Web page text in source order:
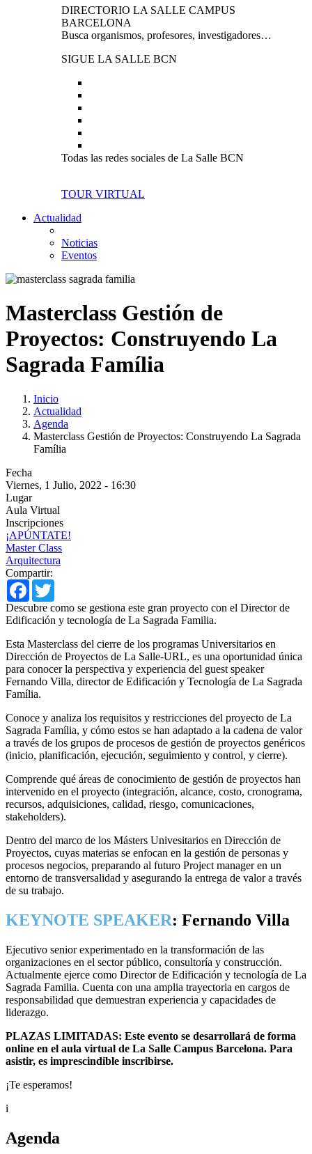
DIRECTORIO LA SALLE CAMPUS
BARCELONA
Busca organismos, profesores, investigadores…
SIGUE LA SALLE BCN
Todas las redes sociales de La Salle BCN
TOUR VIRTUAL
Actualidad
Noticias
Eventos
Masterclass Gestión de
Proyectos: Construyendo La
Sagrada Família
Inicio
Actualidad
Agenda
Masterclass Gestión de Proyectos: Construyendo La Sagrada
Família
Fecha
Viernes, 1 Julio, 2022 - 16:30
Lugar
Aula Virtual
Inscripciones
¡APÚNTATE!
Master Class
Arquitectura
Compartir:
Facebook
Descubre como se gestiona este gran proyecto con el Director de
Edificación y tecnología de La Sagrada Familia.
Esta Masterclass del cierre de los programas Universitarios en
Dirección de Proyectos de La Salle-URL, es una oportunidad única
para conocer la perspectiva y experiencia del guest speaker
Fernando Villa, director de Edificación y Tecnología de La Sagrada
Família.
Conoce y analiza los requisitos y restricciones del proyecto de La
Sagrada Família, y cómo estos se han adaptado a la cadena de valor
a través de los grupos de procesos de gestión de proyectos genéricos
(inicio, planificación, ejecución, seguimiento y control, y cierre).
Comprende qué áreas de conocimiento de gestión de proyectos han
intervenido en el proyecto (integración, alcance, costo, cronograma,
recursos, adquisiciones, calidad, riesgo, comunicaciones,
stakeholders).
Dentro del marco de los Másters Univesitarios en Dirección de
Proyectos, cuyas materias se enfocan en la gestión de personas y
procesos negocios, preparando al futuro Project manager en un
entorno de transversalidad y asegurando la entrega de valor a través
de su trabajo.
KEYNOTE SPEAKER: Fernando Villa
Ejecutivo senior experimentado en la transformación de las
organizaciones en el sector público, consultoría y construcción.
Actualmente ejerce como Director de Edificación y tecnología de La
Sagrada Familia. Cuenta con una amplia trayectoria en cargos de
responsabilidad que demuestran experiencia y capacidades de
liderazgo.
PLAZAS LIMITADAS: Este evento se desarrollará de forma
online en el aula virtual de La Salle Campus Barcelona. Para
asistir, es imprescindible inscribirse.
¡Te esperamos!
i
Agenda